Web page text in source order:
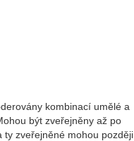
kombinací umělé a
být zveřejněny až po
ty zveřejněné mohou později